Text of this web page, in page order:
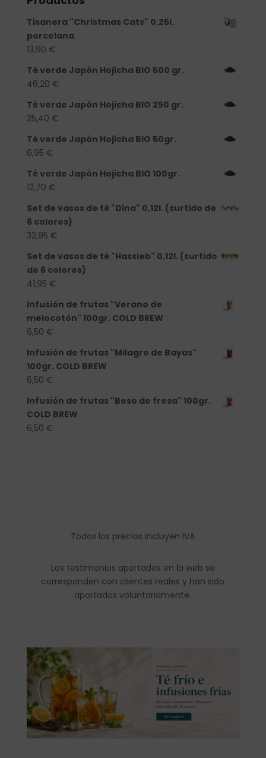
Tisanera "Christmas Cats" 0,25l.
porcelana
13,90 €
Té verde Japón Hojicha BIO 500 gr.
46,20 €
Té verde Japón Hojicha BIO 250 gr.
25,40 €
Té verde Japón Hojicha BIO 50gr.
6,95 €
Té verde Japón Hojicha BIO 100gr.
12,70 €
Set de vasos de té "Dina" 0,12l. (surtido de
6 colores)
32,95 €
Set de vasos de té "Hassieb" 0,12l. (surtido
de 6 colores)
41,95 €
Infusión de frutas "Verano de
melocotón" 100gr. COLD BREW
6,50 €
Infusión de frutas "Milagro de Bayas"
100gr. COLD BREW
6,50 €
Infusión de frutas "Beso de fresa" 100gr.
COLD BREW
6,50 €
Todos los precios incluyen IVA
Los testimonios aportados en la web se
corresponden con clientes reales y han sido
aportados voluntariamente.